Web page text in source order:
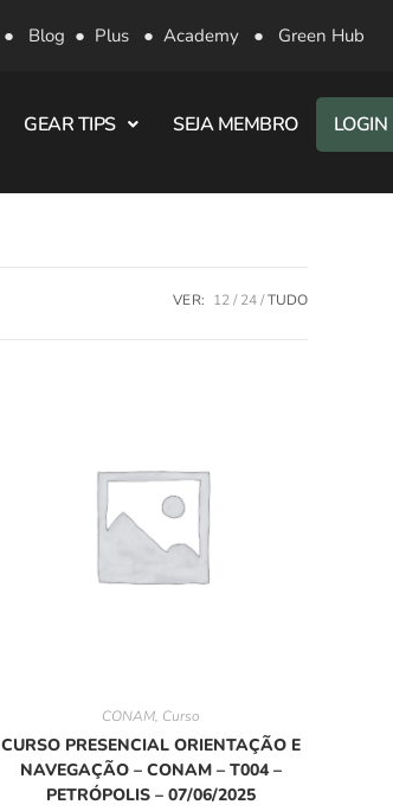
● Blog ● Plus ● Academy ● Green Hub
GEAR TIPS SEJA MEMBRO LOGIN
VER: 12 24 TUDO
CONAM, Curso
CURSO PRESENCIAL ORIENTAÇÃO E
NAVEGAÇÃO – CONAM – T004 –
PETRÓPOLIS – 07/06/2025